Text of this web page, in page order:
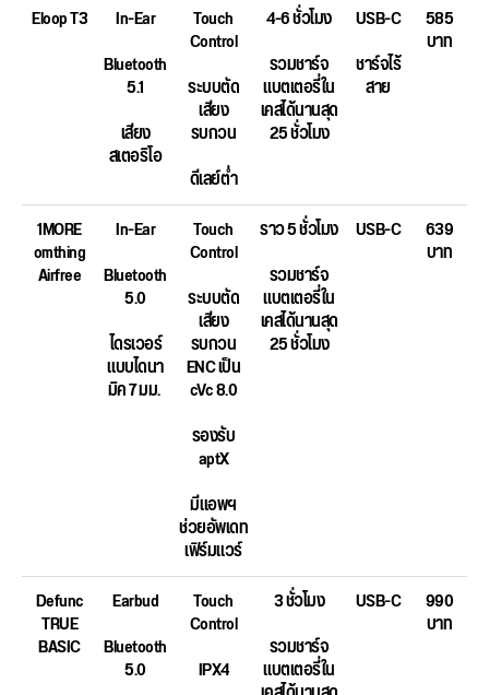
Eloop T3
In-Ear
Bluetooth
5.1
เสียง
สเตอริโอ
Touch
Control
ระบบตัด
เสียง
รบกวน
ดีเลย์ต่ำ
4-6 ชั่วโมง
รวมชาร์จ
แบตเตอรี่ใน
เคสได้นานสุด
25 ชั่วโมง
USB-C
ชาร์จไร้
สาย
585
บาท
1MORE
omthing
Airfree
In-Ear
Bluetooth
5.0
ไดรเวอร์
แบบไดนา
มิค 7 มม.
Touch
Control
ระบบตัด
เสียง
รบกวน
ENC เป็น
cVc 8.0
รองรับ
aptX
มีแอพฯ
ช่วยอัพเดท
เฟิร์มแวร์
ราว 5 ชั่วโมง
รวมชาร์จ
แบตเตอรี่ใน
เคสได้นานสุด
25 ชั่วโมง
USB-C 639
บาท
Defunc
TRUE
BASIC
Earbud
Bluetooth
5.0
Touch
Control
IPX4
3 ชั่วโมง
รวมชาร์จ
แบตเตอรี่ใน
USB-C 990
บาท